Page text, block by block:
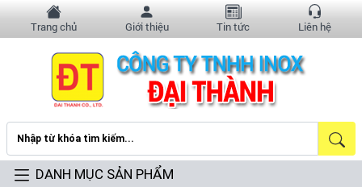
Trang chủ Giới thiệu Tin tức Liên hệ
DANH MỤC SẢN PHẨM